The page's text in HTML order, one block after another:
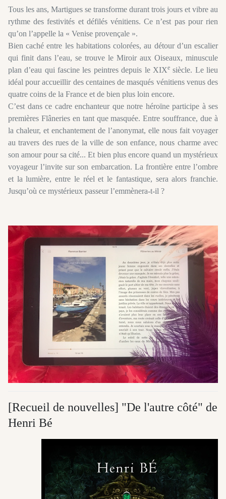
Tous les ans, Martigues se transforme durant trois jours et vibre au
rythme des festivités et défilés vénitiens. Ce n’est pas pour rien
qu’on l’appelle la « Venise provençale ».
Bien caché entre les habitations colorées, au détour d’un escalier
qui finit dans l’eau, se trouve le Miroir aux Oiseaux, minuscule
plan d’eau qui fascine les peintres depuis le XIXesiècle. Le lieu
idéal pour accueillir des centaines de masqués vénitiens venus des
quatre coins de la France et de bien plus loin encore.
C’est dans ce cadre enchanteur que notre héroïne participe à ses
premières Flâneries en tant que masquée. Entre souffrance, due à
la chaleur, et enchantement de l’anonymat, elle nous fait voyager
au travers des rues de la ville de son enfance, nous charme avec
son amour pour sa cité... Et bien plus encore quand un mystérieux
voyageur l’invite sur son embarcation. La frontière entre l’ombre
et la lumière, entre le réel et le fantastique, sera alors franchie.
Jusqu’où ce mystérieux passeur l’emmènera-t-il ?
[Recueil de nouvelles] "De l'autre côté" de
Henri Bé